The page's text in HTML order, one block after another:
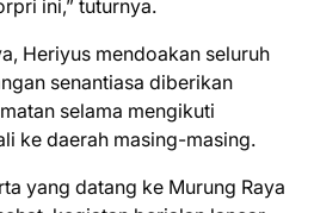
ini,” tuturnya.
Heriyus mendoakan seluruh
senantiasa diberikan
selama mengikuti
ke daerah masing-masing.
yang datang ke Murung Raya